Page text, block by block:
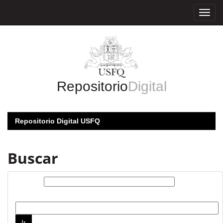
RepositorioDigital
Repositorio Digital USFQ
Buscar